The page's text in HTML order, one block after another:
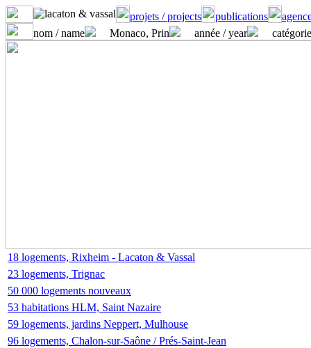
projets / projects publications
nom / name
Monaco, Prin année / year
18 logements, Rixheim - Lacaton & Vassal
23 logements, Trignac
50 000 logements nouveaux
53 habitations HLM, Saint Nazaire
59 logements, jardins Neppert, Mulhouse
96 logements, Chalon-sur-Saône / Prés-Saint-Jean